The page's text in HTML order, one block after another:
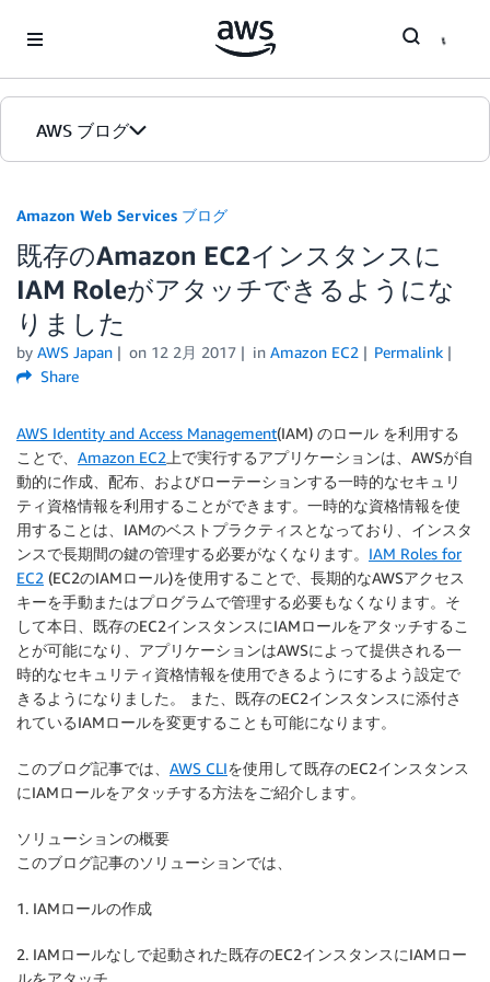
AWS ブログ
カテゴリ
エディション
Amazon Web Services ブログ
既存のAmazon EC2インスタンスに
IAM Roleがアタッチできるようにな
りました
by AWS Japan on 12 2月 2017 in Amazon EC2
Permalink
Share
AWS Identity and Access Management(IAM) のロール を利用する
ことで、 Amazon EC2 上で実行するアプリケーションは、AWSが自
動的に作成、配布、およびローテーションする一時的なセキュリ
ティ資格情報を利用することができます。一時的な資格情報を使
用することは、IAMのベストプラクティスとなっており、インスタ
ンスで長期間の鍵の管理する必要がなくなります。 IAM Roles for
EC2 (EC2のIAMロール)を使用することで、長期的なAWSアクセス
キーを手動またはプログラムで管理する必要もなくなります。そ
して本日、既存のEC2インスタンスにIAMロールをアタッチするこ
とが可能になり、アプリケーションはAWSによって提供される一
時的なセキュリティ資格情報を使用できるようにするよう設定で
きるようになりました。 また、既存のEC2インスタンスに添付さ
れているIAMロールを変更することも可能になります。
このブログ記事では、 AWS CLIを使用して既存のEC2インスタンス
にIAMロールをアタッチする方法をご紹介します。
ソリューションの概要
このブログ記事のソリューションでは、
1. IAMロールの作成
2. IAMロールなしで起動された既存のEC2インスタンスにIAMロー
ルをアタッチ